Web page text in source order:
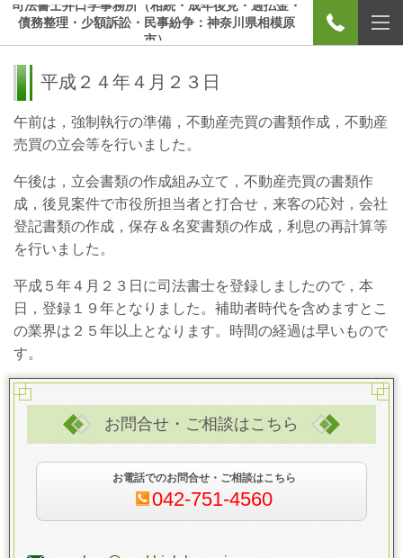
司法書士井口学事務所（相続・成年後見・過払金・
債務整理・少額訴訟・民事紛争：神奈川県相模原
市）
平成２４年４月２３日
午前は，強制執行の準備，不動産売買の書類作成，不動産
売買の立会等を行いました。
午後は，立会書類の作成組み立て，不動産売買の書類作
成，後見案件で市役所担当者と打合せ，来客の応対，会社
登記書類の作成，保存＆名変書類の作成，利息の再計算等
を行いました。
平成５年４月２３日に司法書士を登録しましたので，本
日，登録１９年となりました。補助者時代を含めますとこ
の業界は２５年以上となります。時間の経過は早いもので
す。
お問合せ・ご相談はこちら
お電話でのお問合せ・ご相談はこちら
042-751-4560